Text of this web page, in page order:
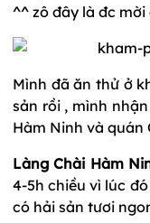
^^ zô đây là đc
Mình đã ăn thử ở
sản rồi , mình
Hàm Ninh và
Làng Chài Hàm
4-5h chiều vì lúc
có hải sản tươi